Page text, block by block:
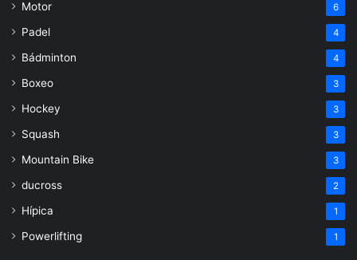
Motor 6
Padel 4
Bádminton 4
Boxeo 3
Hockey 3
Squash 3
Mountain Bike 3
ducross 2
Hípica 1
Powerlifting 1